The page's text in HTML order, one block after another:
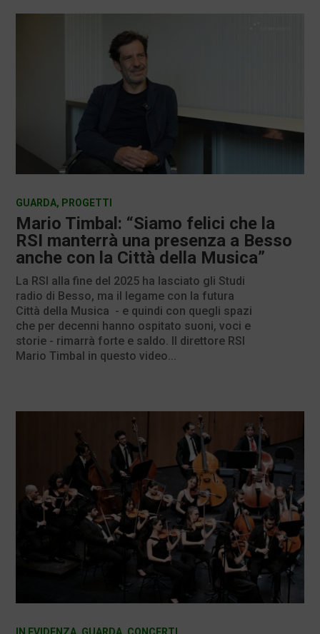
Mario Timbal: “Siamo felici che la
RSI manterrà una presenza a Besso
anche con la Città della Musica”
GUARDA, PROGETTI
La RSI alla fine del 2025 ha lasciato gli Studi
radio di Besso, ma il legame con la futura
Città della Musica - e quindi con quegli spazi
che per decenni hanno ospitato suoni, voci e
storie - rimarrà forte e saldo. Il direttore RSI
Mario Timbal in questo video...